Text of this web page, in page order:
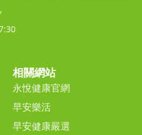
相關網站
永悅健康官網
早安樂活
早安健康嚴選